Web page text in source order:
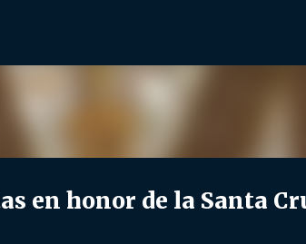
en honor de la Santa